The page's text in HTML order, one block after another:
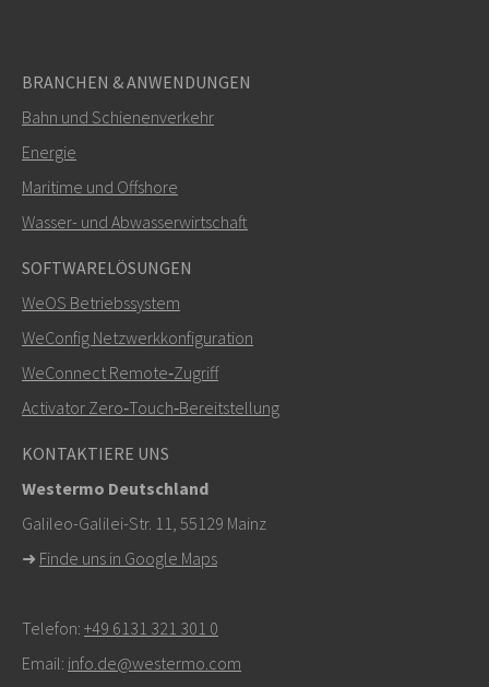
Weitere Kontaktmöglichkeiten
+46 16 42 80 00
info@westermo.com
Bei Supportanfragen,hier klicken, um den technischen
Support zu kontaktieren
BRANCHEN & ANWENDUNGEN
Bahn und Schienenverkehr
Energie
Maritime und Offshore
Wasser- und Abwasserwirtschaft
SOFTWARELÖSUNGEN
WeOS Betriebssystem
WeConfig Netzwerkkonfiguration
WeConnect Remote‑Zugriff
Activator Zero‑Touch‑Bereitstellung
KONTAKTIERE UNS
Westermo Deutschland
Galileo-Galilei-Str. 11, 55129 Mainz
➜ Finde uns in Google Maps
Telefon: +49 6131 321 301 0
Email: info.de@westermo.com